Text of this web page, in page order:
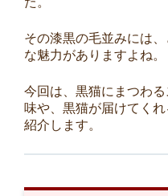
その漆黒の毛並みには
な魅力がありますよね。
今回は、黒猫にまつわ
味や、黒猫が届けてく
紹介します。